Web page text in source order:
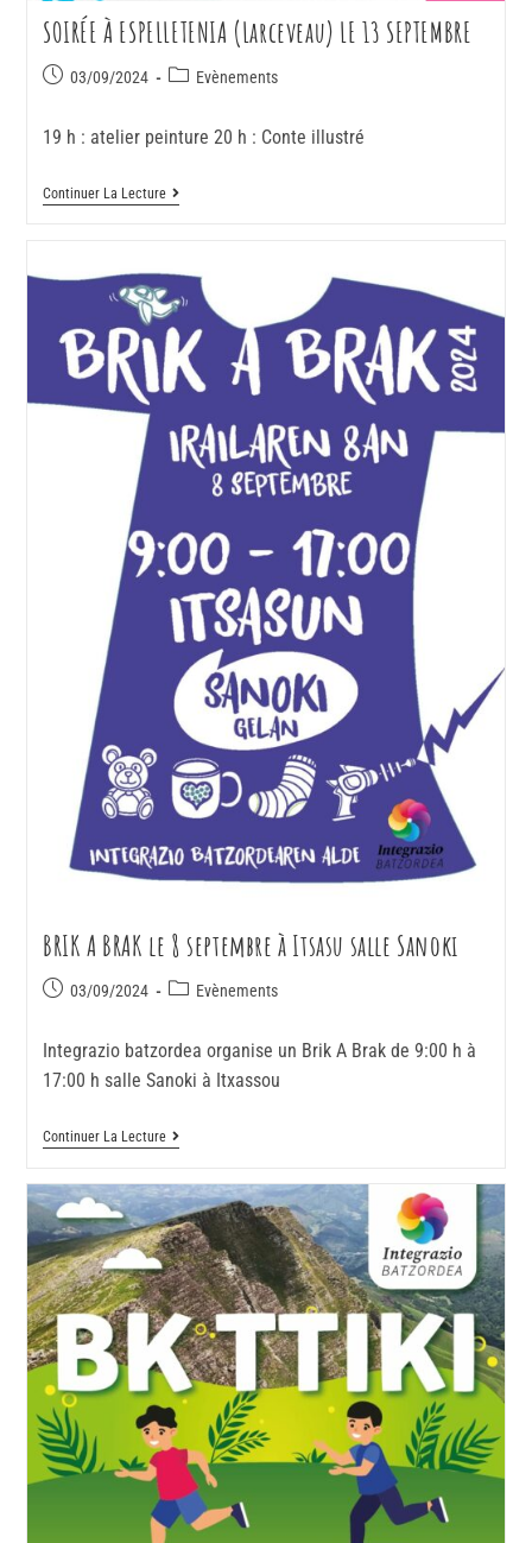
SOIRÉE À ESPELLETENIA (Larceveau) LE 13 SEPTEMBRE
03/09/2024 Evènements
19 h : atelier peinture 20 h : Conte illustré
Continuer La Lecture
BRIK A BRAK le 8 septembre à Itsasu salle Sanoki
03/09/2024 Evènements
Integrazio batzordea organise un Brik A Brak de 9:00 h à
17:00 h salle Sanoki à Itxassou
Continuer La Lecture